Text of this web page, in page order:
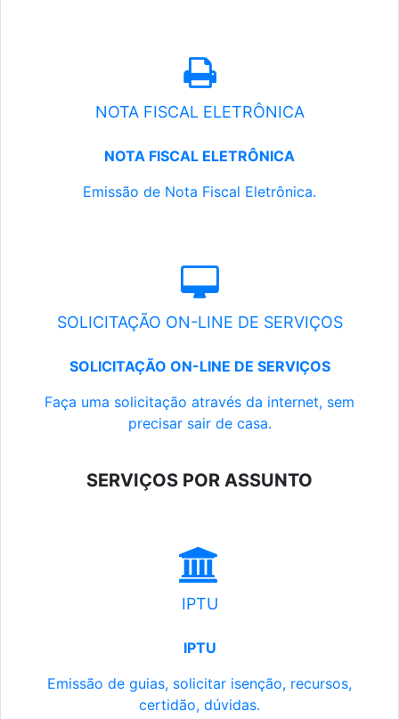
NOTA FISCAL ELETRÔNICA
NOTA FISCAL ELETRÔNICA
Emissão de Nota Fiscal Eletrônica.
SOLICITAÇÃO ON-LINE DE SERVIÇOS
SOLICITAÇÃO ON-LINE DE SERVIÇOS
Faça uma solicitação através da internet, sem
precisar sair de casa.
SERVIÇOS POR ASSUNTO
IPTU
IPTU
Emissão de guias, solicitar isenção, recursos,
certidão, dúvidas.